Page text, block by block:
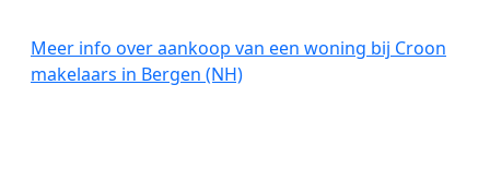
Meer info over aankoop van een woning bij Croon
makelaars in Bergen (NH)